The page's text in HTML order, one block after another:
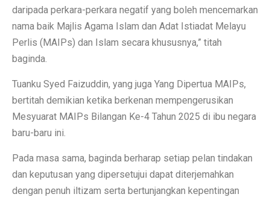
daripada perkara-perkara negatif yang boleh mencemarkan
nama baik Majlis Agama Islam dan Adat Istiadat Melayu
Perlis (MAIPs) dan Islam secara khususnya,” titah
baginda.
Tuanku Syed Faizuddin, yang juga Yang Dipertua MAIPs,
bertitah demikian ketika berkenan mempengerusikan
Mesyuarat MAIPs Bilangan Ke-4 Tahun 2025 di ibu negara
baru-baru ini.
Pada masa sama, baginda berharap setiap pelan tindakan
dan keputusan yang dipersetujui dapat diterjemahkan
dengan penuh iltizam serta bertunjangkan kepentingan